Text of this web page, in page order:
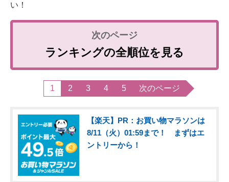
い！
ランキングの全順位を見る
1 2 3 4 5 次のページ
【楽天】PR：お買い物マラソンは
8/11（火）01:59まで！ まずはエ
ントリーから！